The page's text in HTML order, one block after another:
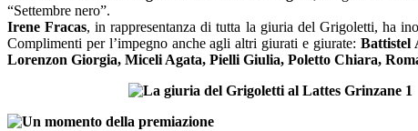
“Settembre nero”.
Irene Fracas, in rappresentanza di tutta la giuria del Grigoletti, ha
Complimenti per l’impegno anche agli altri giurati e giurate: Battistel
Lorenzon Giorgia, Miceli Agata, Pielli Giulia, Poletto Chiara,